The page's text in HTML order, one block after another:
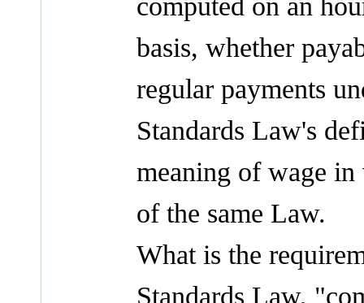
computed on an
basis, whether
regular payments
Standards Law's
meaning of wage
of the same Law.
What is the
Standards Law,